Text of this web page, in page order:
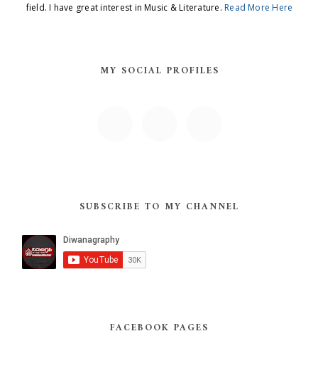
field. I have great interest in Music & Literature. Read More Here
MY SOCIAL PROFILES
SUBSCRIBE TO MY CHANNEL
FACEBOOK PAGES